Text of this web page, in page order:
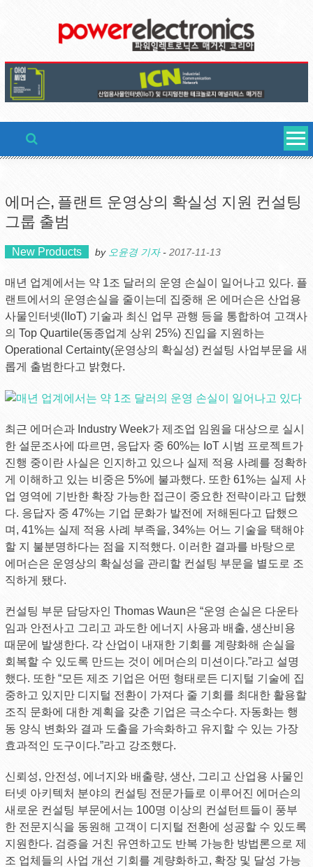
에머슨, 플랜트 운영상의 확실성 지원 컨설팅
그룹 출범
New Products by 오윤경 기자- 2017-11-13
매년 업계에서는 약 1조 달러의 운영 손실이 일어나고 있다. 플
랜트에서의 운영손실을 줄이는데 집중해 온 에머슨은 산업용
사물인터넷(IIoT) 기술과 최신 업무 관행 등을 통합하여 고객사
의 Top Quartile(동종업계 상위 25%) 진입을 지원하는
Operational Certainty(운영상의 확실성) 컨설팅 사업부문을 새
롭게 출범한다고 밝혔다.
최근 에머슨과 Industry Week가 제조업 임원을 대상으로 실시
한 설문조사에 따르면, 응답자 중 60%는 IoT 시범 프로젝트가
진행 중이란 사실은 인지하고 있으나 실제 적용 사례를 정확하
게 이해하고 있는 비중은 5%에 불과했다. 또한 61%는 실제 사
업 영역에 기반한 확장 가능한 접근이 중요한 전략이라고 답했
다. 응답자 중 47%는 기업 문화가 발전에 저해된다고 답했으
며, 41%는 실제 적용 사례 부족을, 34%는 어느 기술을 택해야
할 지 불분명하다는 점을 지적했다. 이러한 결과를 바탕으로
에머슨은 운영상의 확실성을 관리할 컨설팅 부문을 별도로 조
직하게 됐다.
컨설팅 부문 담당자인 Thomas Waun은 “운영 손실은 다운타
임과 안전사고 그리고 과도한 에너지 사용과 배출, 생산비용
때문에 발생한다. 각 산업이 내재한 기회를 계량화해 손실을
회복할 수 있도록 만드는 것이 에머슨의 미션이다.”라고 설명
했다. 또한 “모든 제조 기업은 어떤 형태로든 디지털 기술에 집
중하고 있지만 디지털 전환이 가져다 줄 기회를 최대한 활용할
조직 문화에 대한 계획을 갖춘 기업은 극소수다. 자동화는 행
동 양식 변화와 결과 도출을 가속화하고 유지할 수 있는 가장
효과적인 도구이다.”라고 강조했다.
신뢰성, 안전성, 에너지와 배출량, 생산, 그리고 산업용 사물인
터넷 아키텍처 분야의 컨설팅 전문가들로 이루어진 에머슨의
새로운 컨설팅 부문에서는 100명 이상의 컨설턴트들이 풍부
한 전문지식을 동원해 고객이 디지털 전환에 성공할 수 있도록
지원한다. 검증을 거친 유연하고도 반복 가능한 방법론으로 제
조 업체들의 사업 개선 기회를 계량화하고, 확장 및 달성 가능